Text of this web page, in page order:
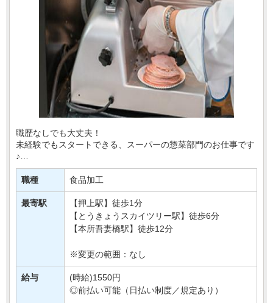
職歴なしでも大丈夫！
未経験でもスタートできる、スーパーの惣菜部門のお仕事です
♪
揚げ物やお弁当を詰める、商品を陳列！
今回ご就業される店舗は、
新商品が一番早く並ぶ店舗！
職種 食品加工
最寄駅
【押上駅】徒歩1分
【とうきょうスカイツリー駅】徒歩6分
【本所吾妻橋駅】徒歩12分
※変更の範囲：なし
給与
(時給)1550円
◎前払い可能（日払い制度／規定あり）